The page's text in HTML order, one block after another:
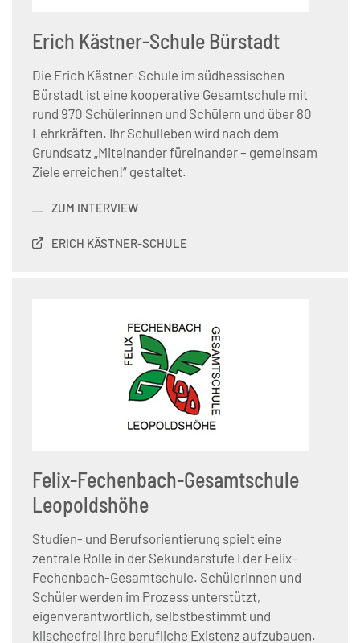
Erich Kästner-Schule Bürstadt
Die Erich Kästner-Schule im südhessischen
Bürstadt ist eine kooperative Gesamtschule mit
rund 970 Schülerinnen und Schülern und über 80
Lehrkräften. Ihr Schulleben wird nach dem
Grundsatz „Miteinander füreinander – gemeinsam
Ziele erreichen!“ gestaltet.
ZUM INTERVIEW
ERICH KÄSTNER-SCHULE
Felix-Fechenbach-Gesamtschule
Leopoldshöhe
Studien- und Berufsorientierung spielt eine
zentrale Rolle in der Sekundarstufe I der Felix-
Fechenbach-Gesamtschule. Schülerinnen und
Schüler werden im Prozess unterstützt,
eigenverantwortlich, selbstbestimmt und
klischeefrei ihre berufliche Existenz aufzubauen.